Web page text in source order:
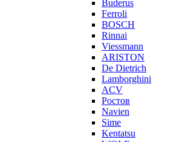
Buderus
Ferroli
BOSCH
Rinnai
Viessmann
ARISTON
De Dietrich
Lamborghini
ACV
Ростов
Navien
Sime
Kentatsu